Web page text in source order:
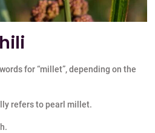
for “millet”, depending on the
refers to pearl millet.